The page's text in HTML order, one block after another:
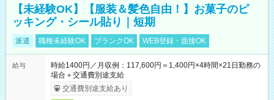
【未経験OK】【服装＆髪色自由！】お菓子のピ
ッキング・シール貼り｜短期
派遣 職種未経験OK ブランクOK WEB登録・面接OK
給与
時給1400円／月収例：117,600円＝1,400円×4時間×21日勤務の
場合＋交通費別途支給
交通費別途支給あり